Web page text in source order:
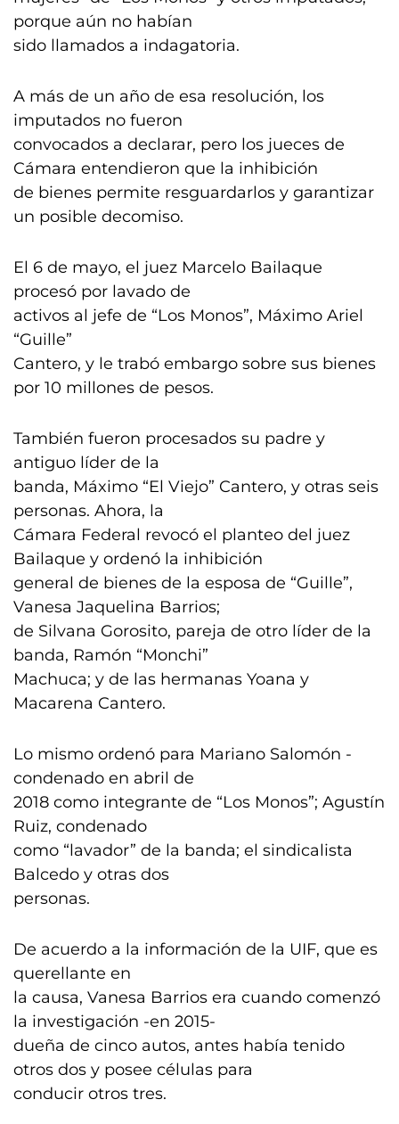
porque aún no habían
sido llamados a indagatoria.
A más de un año de esa resolución, los
imputados no fueron
convocados a declarar, pero los jueces de
Cámara entendieron que la inhibición
de bienes permite resguardarlos y garantizar
un posible decomiso.
El 6 de mayo, el juez Marcelo Bailaque
procesó por lavado de
activos al jefe de “Los Monos”, Máximo Ariel
“Guille”
Cantero, y le trabó embargo sobre sus bienes
por 10 millones de pesos.
También fueron procesados su padre y
antiguo líder de la
banda, Máximo “El Viejo” Cantero, y otras seis
personas. Ahora, la
Cámara Federal revocó el planteo del juez
Bailaque y ordenó la inhibición
general de bienes de la esposa de “Guille”,
Vanesa Jaquelina Barrios;
de Silvana Gorosito, pareja de otro líder de la
banda, Ramón “Monchi”
Machuca; y de las hermanas Yoana y
Macarena Cantero.
Lo mismo ordenó para Mariano Salomón -
condenado en abril de
2018 como integrante de “Los Monos”; Agustín
Ruiz, condenado
como “lavador” de la banda; el sindicalista
Balcedo y otras dos
personas.
De acuerdo a la información de la UIF, que es
querellante en
la causa, Vanesa Barrios era cuando comenzó
la investigación -en 2015-
dueña de cinco autos, antes había tenido
otros dos y posee células para
conducir otros tres.